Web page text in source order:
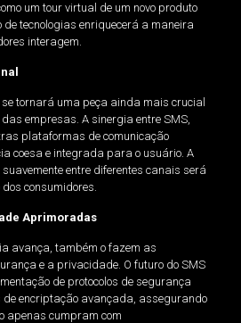
um tour virtual de um novo produto
de tecnologias enriquecerá a maneira
interagem.
se tornará uma peça ainda mais crucial
das empresas. A sinergia entre SMS,
plataformas de comunicação
coesa e integrada para o usuário. A
entre diferentes canais será
consumidores.
Aprimoradas
avança, também o fazem as
e a privacidade. O futuro do SMS
de protocolos de segurança
de encriptação avançada, assegurando
apenas cumpram com